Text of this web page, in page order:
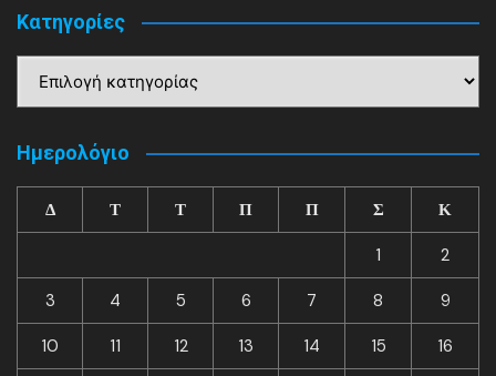
Kατηγορίες
Ημερολόγιο
Δ Τ Τ Π Π Σ Κ
1 2
3 4 5 6 7 8 9
10 11 12 13 14 15 16